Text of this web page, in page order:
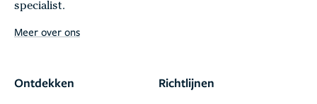
specialist.
Meer over ons
Ontdekken Richtlijnen